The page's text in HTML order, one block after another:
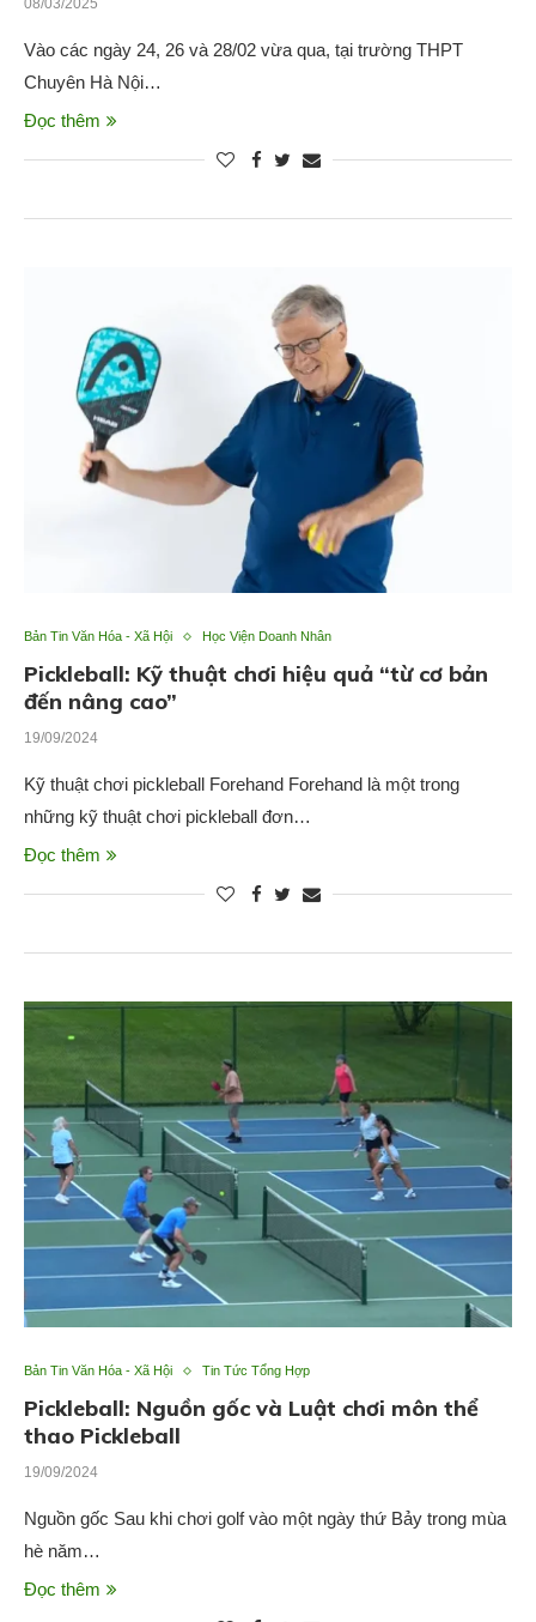
08/03/2025
Vào các ngày 24, 26 và 28/02 vừa qua, tại trường THPT
Chuyên Hà Nội…
Đọc thêm
Bản Tin Văn Hóa - Xã Hội Học Viện Doanh Nhân
Pickleball: Kỹ thuật chơi hiệu quả “từ cơ bản
đến nâng cao”
19/09/2024
Kỹ thuật chơi pickleball Forehand Forehand là một trong
những kỹ thuật chơi pickleball đơn…
Đọc thêm
Bản Tin Văn Hóa - Xã Hội Tin Tức Tổng Hợp
Pickleball: Nguồn gốc và Luật chơi môn thể
thao Pickleball
19/09/2024
Nguồn gốc Sau khi chơi golf vào một ngày thứ Bảy trong mùa
hè năm…
Đọc thêm